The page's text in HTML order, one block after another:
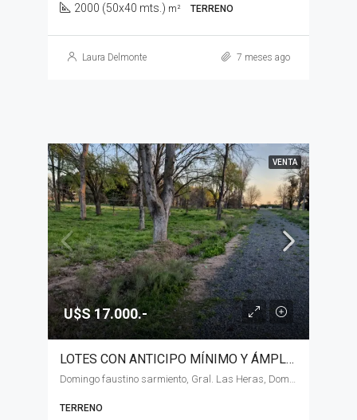
2000 (50x40 mts.) m² TERRENO
Laura Delmonte 7 meses ago
VENTA
U$S 17.000.-
LOTES CON ANTICIPO MÍNIMO Y ÁMPLIA FINANCIACIÓN EN VENTA, GENERAL LAS HERAS
TERRENO